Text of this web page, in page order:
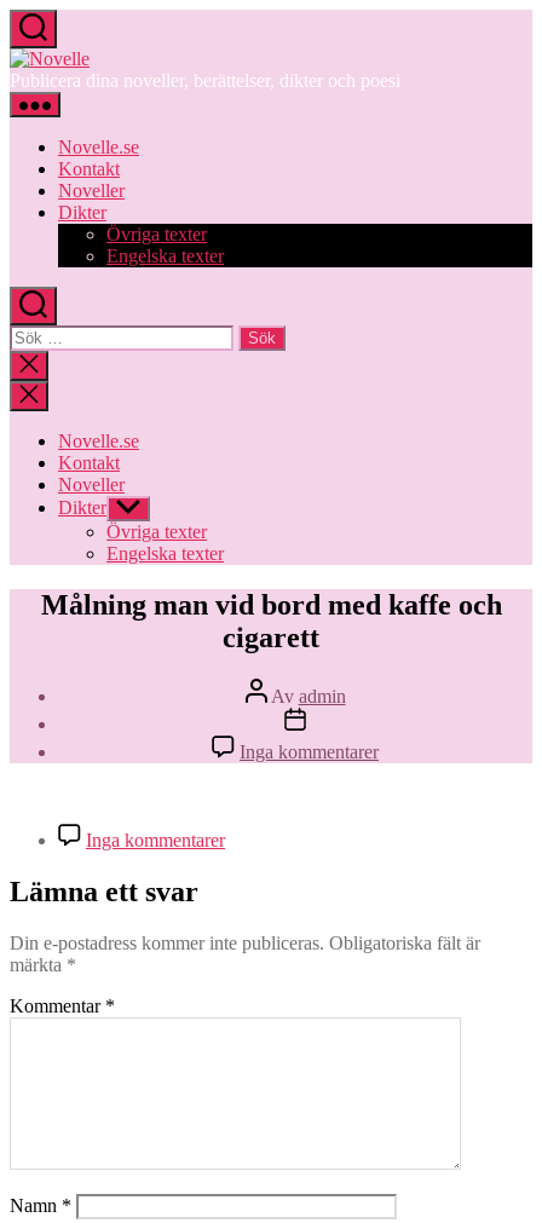
Hoppa
till
innehåll
Novelle
Publicera dina noveller, berättelser, dikter och poesi
Novelle.se
Kontakt
Noveller
Dikter
Övriga texter
Engelska texter
Sök
efter:
Stäng
sökningen
Novelle.se
Kontakt
Noveller
Dikter Visa
undermeny
Övriga texter
Engelska texter
Målning man vid bord med kaffe och
cigarett
Inläggsförfattare
Av admin
Inläggsdatum
Inga kommentarertill
Målning
Inga kommentarertill
Målning
med
Lämna ett svar
Din e-postadress kommer inte publiceras. Obligatoriska fält är
märkta *
Kommentar *
Namn *